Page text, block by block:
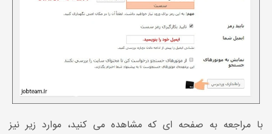
با مراجعه به صفحه ای که مشاهده می کنید، موارد زیر نیز